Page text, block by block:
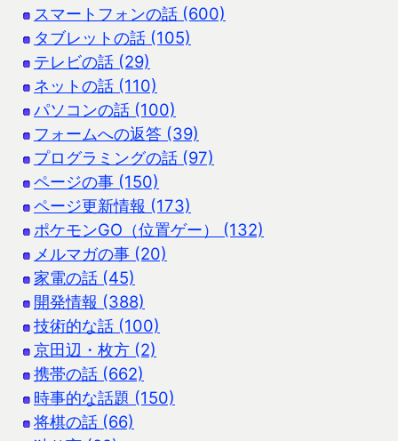
スマートフォンの話 (600)
タブレットの話 (105)
テレビの話 (29)
ネットの話 (110)
パソコンの話 (100)
フォームへの返答 (39)
プログラミングの話 (97)
ページの事 (150)
ページ更新情報 (173)
ポケモンGO（位置ゲー） (132)
メルマガの事 (20)
家電の話 (45)
開発情報 (388)
技術的な話 (100)
京田辺・枚方 (2)
携帯の話 (662)
時事的な話題 (150)
将棋の話 (66)